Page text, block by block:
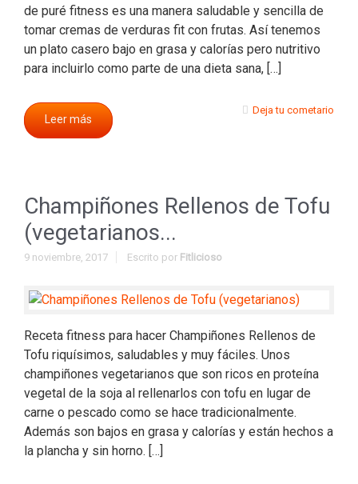
de puré fitness es una manera saludable y sencilla de
tomar cremas de verduras fit con frutas. Así tenemos
un plato casero bajo en grasa y calorías pero nutritivo
para incluirlo como parte de una dieta sana, […]
Leer más
Deja tu cometario
Champiñones Rellenos de Tofu
(vegetarianos...
9 noviembre, 2017 Escrito por Fitlicioso
Receta fitness para hacer Champiñones Rellenos de
Tofu riquísimos, saludables y muy fáciles. Unos
champiñones vegetarianos que son ricos en proteína
vegetal de la soja al rellenarlos con tofu en lugar de
carne o pescado como se hace tradicionalmente.
Además son bajos en grasa y calorías y están hechos a
la plancha y sin horno. […]